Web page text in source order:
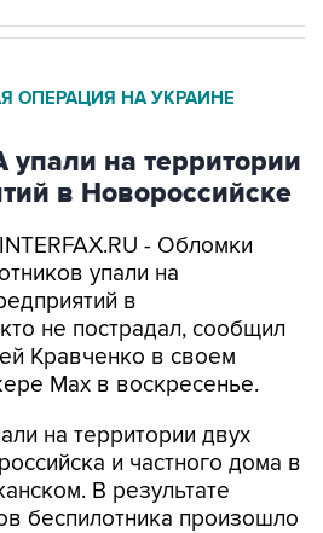
ОПЕРАЦИЯ НА УКРАИНЕ
на территории
в Новороссийске
- Обломки
упали на
в
не пострадал, сообщил
Кравченко в своем
Max в воскресенье.
на территории двух
и частного дома в
В результате
беспилотника произошло